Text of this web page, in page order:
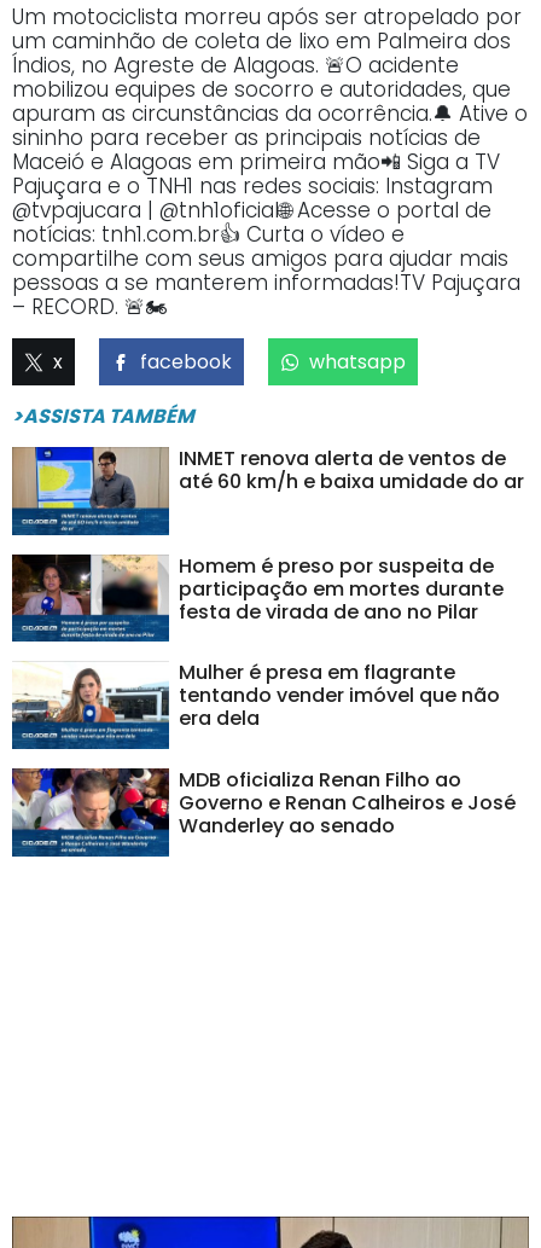
Um motociclista morreu após ser atropelado por
um caminhão de coleta de lixo em Palmeira dos
Índios, no Agreste de Alagoas. 🚨O acidente
mobilizou equipes de socorro e autoridades, que
apuram as circunstâncias da ocorrência.🔔 Ative o
sininho para receber as principais notícias de
Maceió e Alagoas em primeira mão📲 Siga a TV
Pajuçara e o TNH1 nas redes sociais: Instagram
@tvpajucara | @tnh1oficial🌐 Acesse o portal de
notícias: tnh1.com.br👍 Curta o vídeo e
compartilhe com seus amigos para ajudar mais
pessoas a se manterem informadas!TV Pajuçara
– RECORD. 🚨🏍️
x facebook
whatsapp
>ASSISTA TAMBÉM
INMET renova alerta de ventos de
até 60 km/h e baixa umidade do ar
Homem é preso por suspeita de
participação em mortes durante
festa de virada de ano no Pilar
Mulher é presa em flagrante
tentando vender imóvel que não
era dela
MDB oficializa Renan Filho ao
Governo e Renan Calheiros e José
Wanderley ao senado